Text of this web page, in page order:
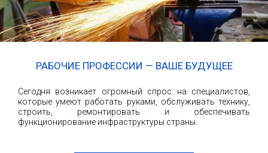
РАБОЧИЕ ПРОФЕССИИ — ВАШЕ БУДУЩЕЕ
Сегодня возникает огромный спрос на специалистов,
которые умеют работать руками, обслуживать технику,
строить, ремонтировать и обеспечивать
функционирование инфраструктуры страны.